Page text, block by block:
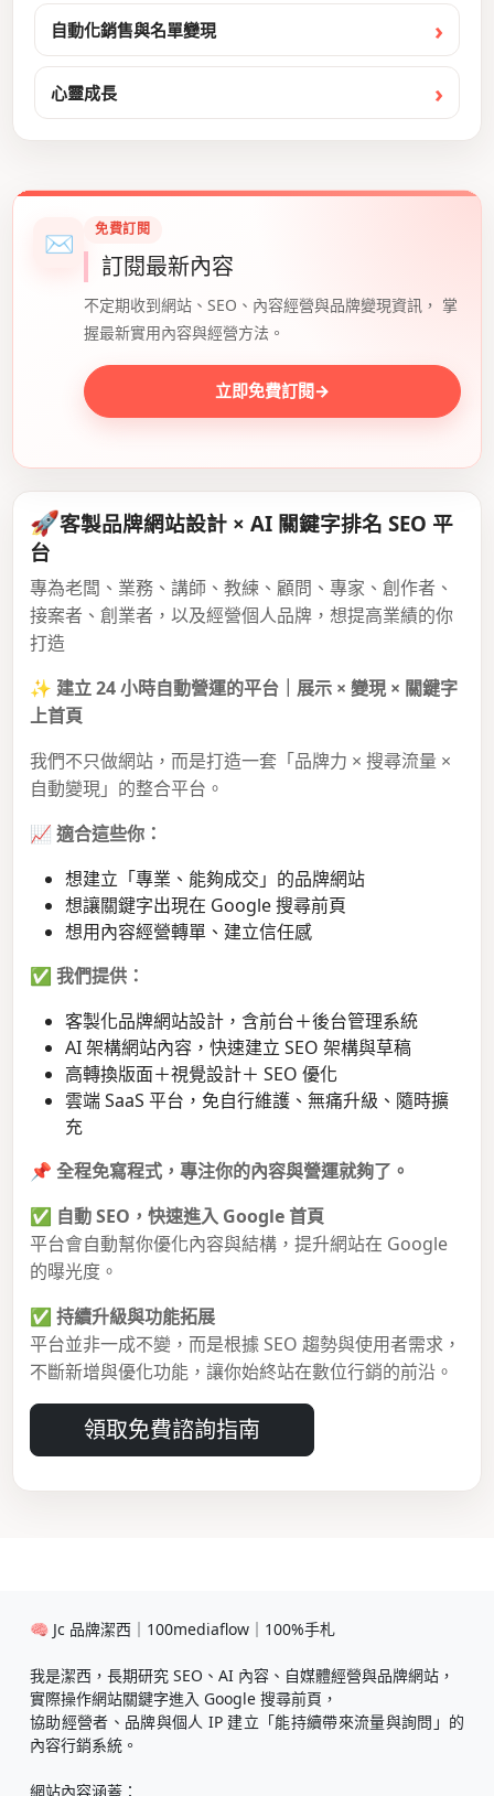
自動化銷售與名單變現
心靈成長
✉ 免費訂閱
訂閱最新內容
不定期收到網站、SEO、內容經營與品牌變現資訊， 掌
握最新實用內容與經營方法。
立即免費訂閱→
🚀客製品牌網站設計 × AI 關鍵字排名 SEO 平
台
專為老闆、業務、講師、教練、顧問、專家、創作者、
接案者、創業者，以及經營個人品牌，想提高業績的你
打造
✨ 建立 24 小時自動營運的平台｜展示 × 變現 × 關鍵字
上首頁
我們不只做網站，而是打造一套「品牌力 × 搜尋流量 ×
自動變現」的整合平台。
📈 適合這些你：
想建立「專業、能夠成交」的品牌網站
想讓關鍵字出現在 Google 搜尋前頁
想用內容經營轉單、建立信任感
✅ 我們提供：
客製化品牌網站設計，含前台＋後台管理系統
AI 架構網站內容，快速建立 SEO 架構與草稿
高轉換版面＋視覺設計＋ SEO 優化
雲端 SaaS 平台，免自行維護、無痛升級、隨時擴
充
📌 全程免寫程式，專注你的內容與營運就夠了。
✅ 自動 SEO，快速進入 Google 首頁
平台會自動幫你優化內容與結構，提升網站在 Google
的曝光度。
✅ 持續升級與功能拓展
平台並非一成不變，而是根據 SEO 趨勢與使用者需求，
不斷新增與優化功能，讓你始終站在數位行銷的前沿。
領取免費諮詢指南
🧠 Jc 品牌潔西｜100mediaflow｜100%手札
我是潔西，長期研究 SEO、AI 內容、自媒體經營與品牌網站，
實際操作網站關鍵字進入 Google 搜尋前頁，
協助經營者、品牌與個人 IP 建立「能持續帶來流量與詢問」的
內容行銷系統。
網站內容涵蓋：